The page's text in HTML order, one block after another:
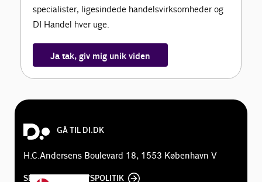
specialister, ligesindede handelsvirksomheder og
DI Handel hver uge.
Ja tak, giv mig unik viden
GÅ TIL DI.DK
H.C.Andersens Boulevard 18, 1553 København V
SE DI'S PRIVATLIVSPOLITIK